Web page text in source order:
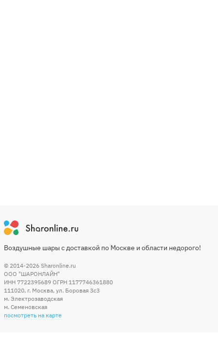
Воздушные шары с доставкой по Москве и области недорого!
© 2014-2026 Sharonline.ru
ООО "ШАРОНЛАЙН"
ИНН 7722395689 ОГРН 1177746361880
111020, г. Москва, ул. Боровая 3c3
м. Электрозаводская
м. Семеновская
посмотреть на карте